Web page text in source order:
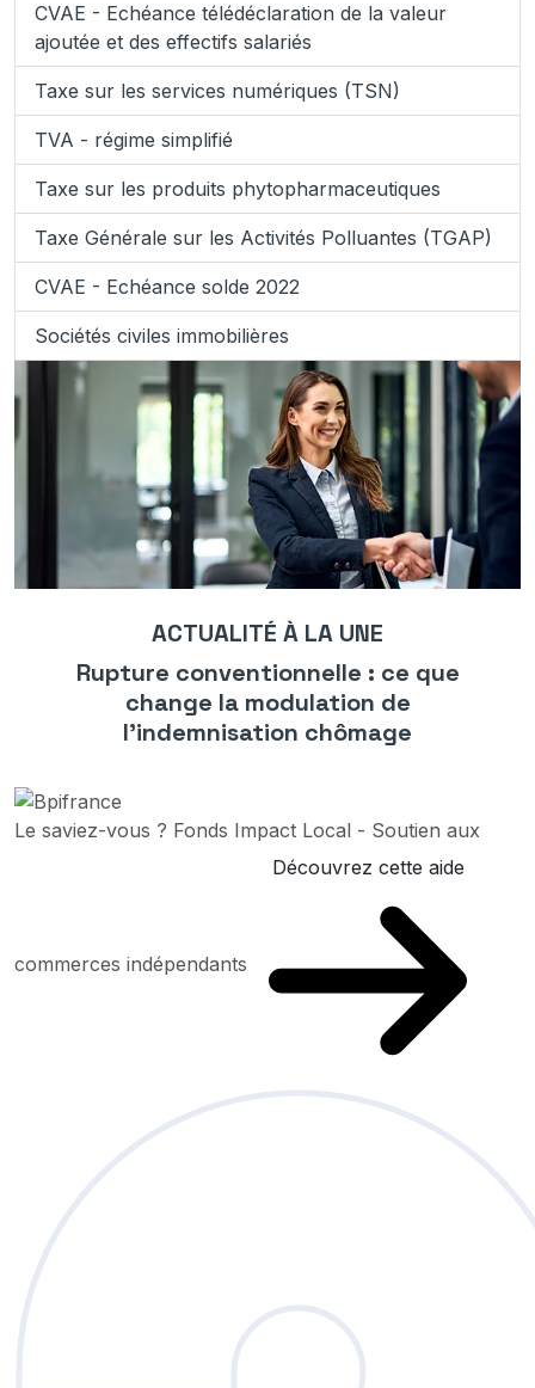
CVAE - Echéance télédéclaration de la valeur
ajoutée et des effectifs salariés
Taxe sur les services numériques (TSN)
TVA - régime simplifié
Taxe sur les produits phytopharmaceutiques
Taxe Générale sur les Activités Polluantes (TGAP)
CVAE - Echéance solde 2022
Sociétés civiles immobilières
ACTUALITÉ À LA UNE
Rupture conventionnelle : ce que
change la modulation de
l’indemnisation chômage
Le saviez-vous ? Fonds Impact Local - Soutien aux
commerces indépendants
Découvrez cette aide